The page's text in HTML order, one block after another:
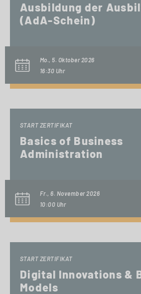
Ausbildung der
(AdA-Schein)
Mo., 5. Oktober 2026
16:30 Uhr
START ZERTIFIKAT
Basics of Business
Administration
Fr., 6. November 2026
10:00 Uhr
START ZERTIFIKAT
Digital Innovations &
Models